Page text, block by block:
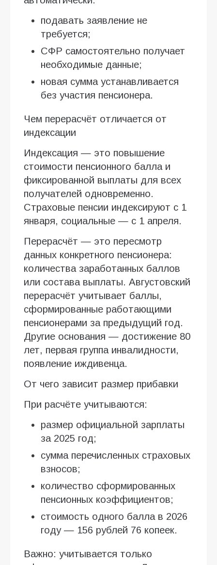
подавать заявление не
требуется;
СФР самостоятельно получает
необходимые данные;
новая сумма устанавливается
без участия пенсионера.
Чем перерасчёт отличается от
индексации
Индексация — это повышение
стоимости пенсионного балла и
фиксированной выплаты для всех
получателей одновременно.
Страховые пенсии индексируют с 1
января, социальные — с 1 апреля.
Перерасчёт — это пересмотр
данных конкретного пенсионера:
количества заработанных баллов
или состава выплаты. Августовский
перерасчёт учитывает баллы,
сформированные работающими
пенсионерами за предыдущий год.
Другие основания — достижение 80
лет, первая группа инвалидности,
появление иждивенца.
От чего зависит размер прибавки
При расчёте учитываются:
размер официальной зарплаты
за 2025 год;
сумма перечисленных страховых
взносов;
количество сформированных
пенсионных коэффициентов;
стоимость одного балла в 2026
году — 156 рублей 76 копеек.
Важно: учитывается только